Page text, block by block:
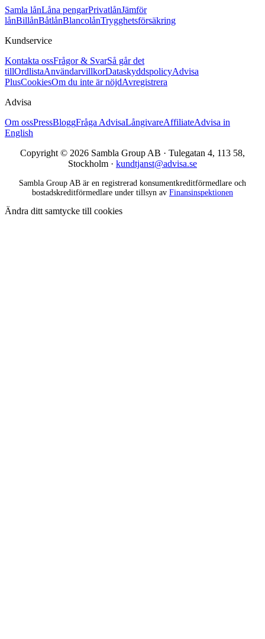
Samla lånLåna pengarPrivatlånJämför
lånBillånBåtlånBlancolånTrygghetsförsäkring
Kundservice
Kontakta ossFrågor & SvarSå går det
tillOrdlistaAnvändarvillkorDataskyddspolicyAdvisa
PlusCookiesOm du inte är nöjdAvregistrera
Advisa
Om ossPressBloggFråga AdvisaLångivareAffiliateAdvisa in
English
Copyright © 2026 Sambla Group AB · Tulegatan 4, 113 58,
Stockholm · kundtjanst@advisa.se
Sambla Group AB är en registrerad konsumentkreditförmedlare och
bostadskreditförmedlare under tillsyn av Finansinspektionen
Ändra ditt samtycke till cookies